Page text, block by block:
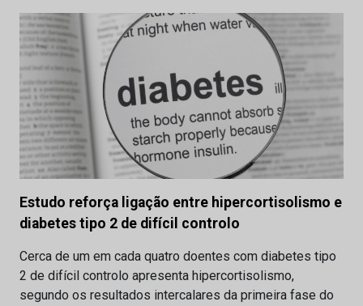
Estudo reforça ligação entre hipercortisolismo e
diabetes tipo 2 de difícil controlo
Cerca de um em cada quatro doentes com diabetes tipo
2 de difícil controlo apresenta hipercortisolismo,
segundo os resultados intercalares da primeira fase do